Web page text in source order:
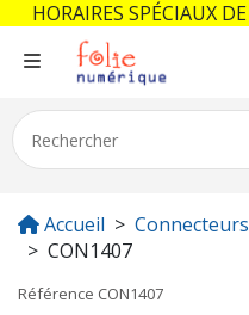
Accueil Connecteurs
CON1407
Référence CON1407
HORAIRES SPÉCIAUX DE